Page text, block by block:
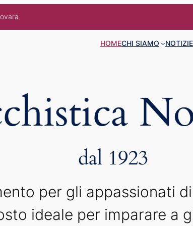
HOMECHI SIAMO NOTIZIE
dal 1923
per gli appassionati
ideale per imparare a